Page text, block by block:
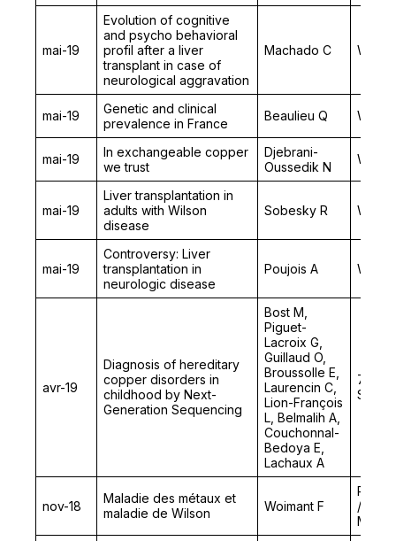
mai-19
Evolution of cognitive
and psycho behavioral
profil after a liver
transplant in case of
neurological aggravation
Machado C
mai-19
Genetic and clinical
prevalence in France
Beaulieu Q
mai-19
In exchangeable copper
we trust
Djebrani-
Oussedik N
mai-19
Liver transplantation in
adults with Wilson
disease
Sobesky R
mai-19
Controversy: Liver
transplantation in
neurologic disease
Poujois A
avr-19
Diagnosis of hereditary
copper disorders in
childhood by Next-
Generation Sequencing
Bost M,
Piguet-
Lacroix G,
Guillaud O,
Broussolle E,
Laurencin C,
Lion-François
L, Belmalih A,
Couchonnal-
Bedoya E,
Lachaux A
7th
nov-18
Maladie des métaux et
maladie de Wilson
Woimant F
/ SFN